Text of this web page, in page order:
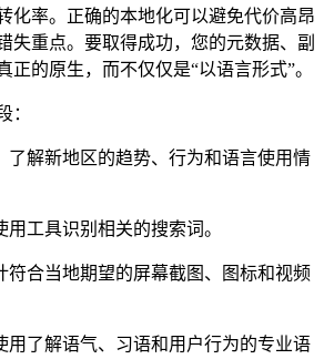
化率。正确的本地化可以避免代价高昂
失重点。要取得成功，您的元数据、副
正的原生，而不仅仅是“以语言形式”。
：
了解新地区的趋势、行为和语言使用情
用工具识别相关的搜索词。
符合当地期望的屏幕截图、图标和视频
用了解语气、习语和用户行为的专业语